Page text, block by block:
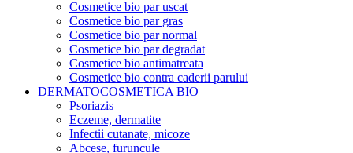
Cosmetice bio par uscat
Cosmetice bio par gras
Cosmetice bio par normal
Cosmetice bio par degradat
Cosmetice bio antimatreata
Cosmetice bio contra caderii parului
DERMATOCOSMETICA BIO
Psoriazis
Eczeme, dermatite
Infectii cutanate, micoze
Abcese, furuncule